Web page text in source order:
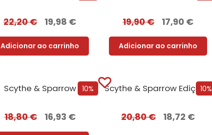
22,20€ 19,98 €
Adicionar ao carrinho
19,90€ 17,90 €
Adicionar ao carrinho
10%
Scythe & Sparrow
18,80€ 16,93 €
10%
Scythe & Sparrow Edição com EDGES
20,80€ 18,72 €